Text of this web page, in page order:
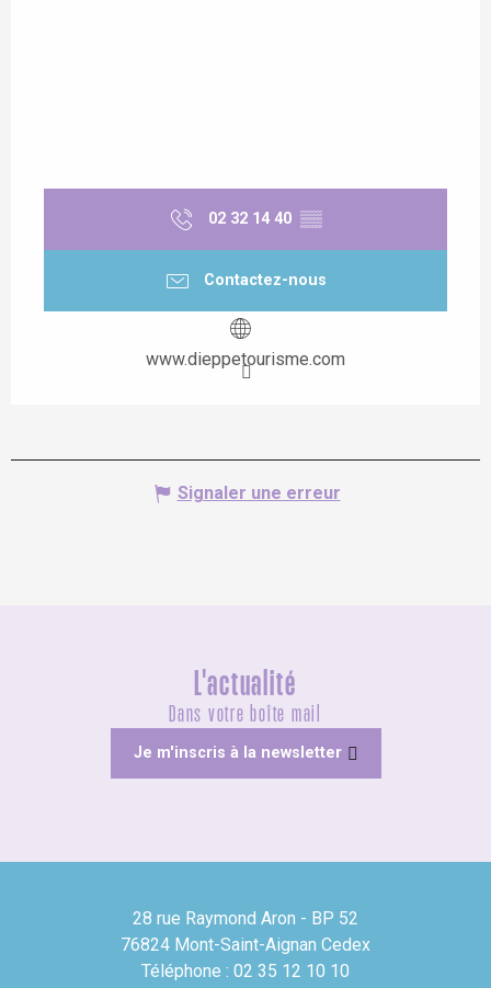
02 32 14 40 ▒▒
Contactez-nous
www.dieppetourisme.com
Signaler une erreur
L'actualité
Dans votre boîte mail
Je m'inscris à la newsletter
28 rue Raymond Aron - BP 52
76824 Mont-Saint-Aignan Cedex
Téléphone : 02 35 12 10 10